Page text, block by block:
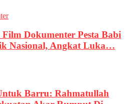
Dokumenter Pesta Babi
Nasional, Angkat Luka…
Barru: Rahmatullah